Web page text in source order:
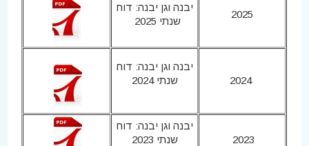
2025
יבנה וגן יבנה: דוח
שנתי 2025
2024
יבנה וגן יבנה: דוח
שנתי 2024
2023
יבנה וגן יבנה: דוח
שנתי 2023